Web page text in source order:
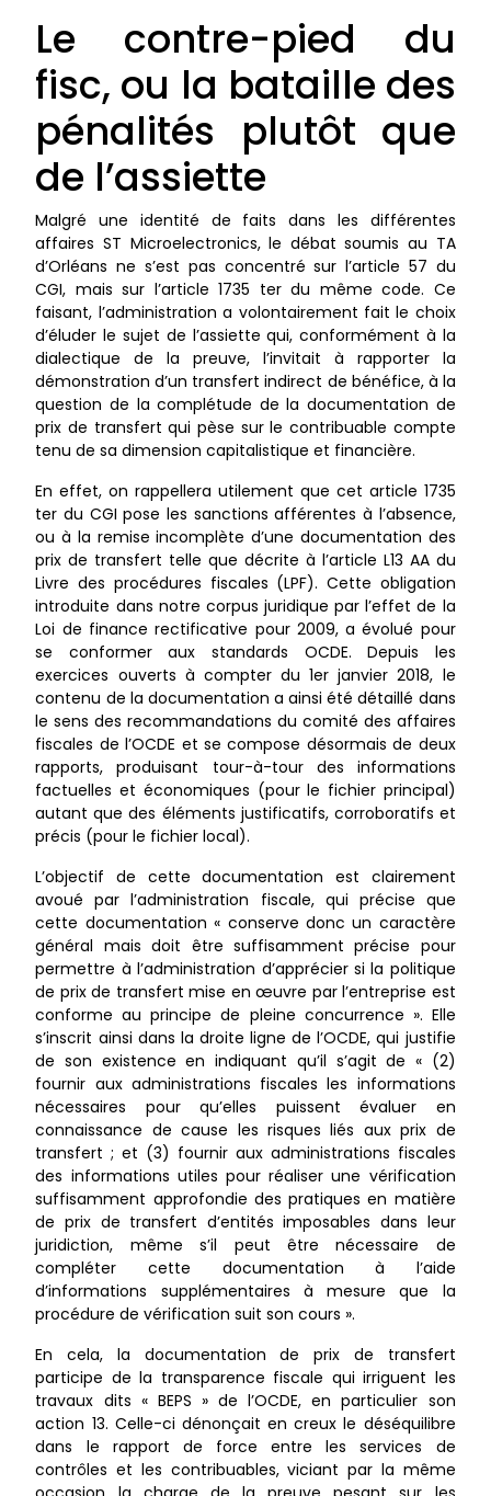
Le contre-pied du
fisc, ou la bataille des
pénalités plutôt que
de l’assiette
Malgré une identité de faits dans les différentes
affaires ST Microelectronics, le débat soumis au TA
d’Orléans ne s’est pas concentré sur l’article 57 du
CGI, mais sur l’article 1735 ter du même code. Ce
faisant, l’administration a volontairement fait le choix
d’éluder le sujet de l’assiette qui, conformément à la
dialectique de la preuve, l’invitait à rapporter la
démonstration d’un transfert indirect de bénéfice, à la
question de la complétude de la documentation de
prix de transfert qui pèse sur le contribuable compte
tenu de sa dimension capitalistique et financière.
En effet, on rappellera utilement que cet article 1735
ter du CGI pose les sanctions afférentes à l’absence,
ou à la remise incomplète d’une documentation des
prix de transfert telle que décrite à l’article L13 AA du
Livre des procédures fiscales (LPF). Cette obligation
introduite dans notre corpus juridique par l’effet de la
Loi de finance rectificative pour 2009, a évolué pour
se conformer aux standards OCDE. Depuis les
exercices ouverts à compter du 1er janvier 2018, le
contenu de la documentation a ainsi été détaillé dans
le sens des recommandations du comité des affaires
fiscales de l’OCDE et se compose désormais de deux
rapports, produisant tour-à-tour des informations
factuelles et économiques (pour le fichier principal)
autant que des éléments justificatifs, corroboratifs et
précis (pour le fichier local).
L’objectif de cette documentation est clairement
avoué par l’administration fiscale, qui précise que
cette documentation « conserve donc un caractère
général mais doit être suffisamment précise pour
permettre à l’administration d’apprécier si la politique
de prix de transfert mise en œuvre par l’entreprise est
conforme au principe de pleine concurrence ». Elle
s’inscrit ainsi dans la droite ligne de l’OCDE, qui justifie
de son existence en indiquant qu’il s’agit de « (2)
fournir aux administrations fiscales les informations
nécessaires pour qu’elles puissent évaluer en
connaissance de cause les risques liés aux prix de
transfert ; et (3) fournir aux administrations fiscales
des informations utiles pour réaliser une vérification
suffisamment approfondie des pratiques en matière
de prix de transfert d’entités imposables dans leur
juridiction, même s’il peut être nécessaire de
compléter cette documentation à l’aide
d’informations supplémentaires à mesure que la
procédure de vérification suit son cours ».
En cela, la documentation de prix de transfert
participe de la transparence fiscale qui irriguent les
travaux dits « BEPS » de l’OCDE, en particulier son
action 13. Celle-ci dénonçait en creux le déséquilibre
dans le rapport de force entre les services de
contrôles et les contribuables, viciant par la même